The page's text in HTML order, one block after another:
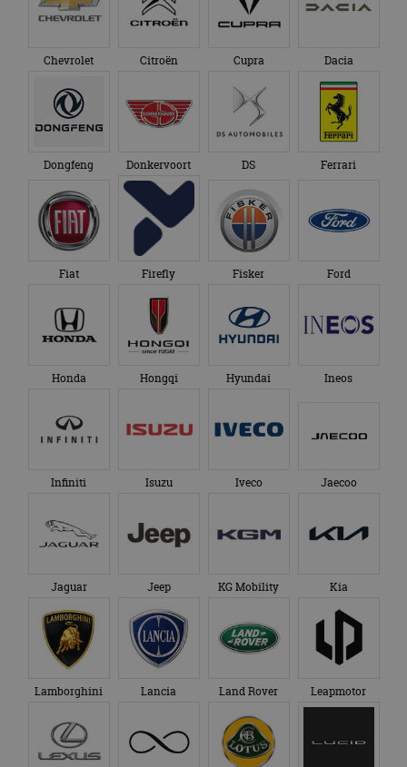
Chevrolet Citroën Cupra Dacia
Dongfeng Donkervoort DS Ferrari
Fiat Firefly Fisker Ford
Honda Hongqi Hyundai Ineos
Infiniti Isuzu Iveco Jaecoo
Jaguar Jeep KG Mobility Kia
Lamborghini Lancia Land Rover Leapmotor